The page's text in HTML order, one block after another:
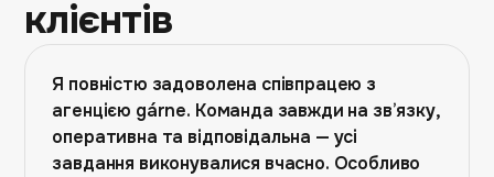
клієнтів
Я повністю задоволена співпрацею з
агенцією gárne. Команда завжди на зв’язку,
оперативна та відповідальна — усі
завдання виконувалися вчасно. Особливо